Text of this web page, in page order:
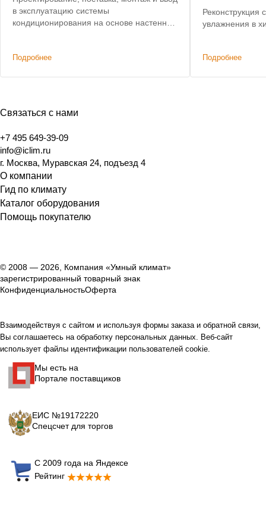
в эксплуатацию системы
кондиционирования на основе настенных
Подробнее
Реконструкция
увлажнения в
Подробнее
Связаться с нами
+7 495 649-39-09
info@iclim.ru
г. Москва, Муравская 24, подъезд 4
О компании
Гид по климату
Каталог оборудования
Помощь покупателю
© 2008 — 2026, Компания «Умный климат»
зарегистрированный товарный знак
КонфиденциальностьОферта
Взаимодействуя с сайтом и используя формы заказа и обратной связи,
Вы соглашаетесь на обработку персональных данных. Веб-сайт
использует файлы идентификации пользователей cookie.
Мы есть на
Портале поставщиков
ЕИС №19172220
Спецсчет для торгов
С 2009 года на Яндексе
Рейтинг